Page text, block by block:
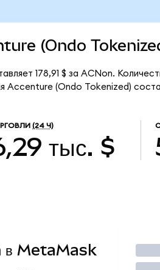
(Ondo
178,91 $ за ACNon.
Accenture (Ondo Tokenized)
(24 Ч)
тыс. $
в MetaMask